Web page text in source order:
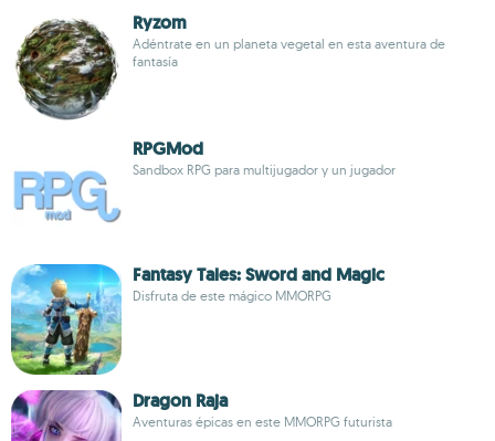
Ryzom
Adéntrate en un planeta vegetal en esta aventura de
fantasía
RPGMod
Sandbox RPG para multijugador y un jugador
Fantasy Tales: Sword and Magic
Disfruta de este mágico MMORPG
Dragon Raja
Aventuras épicas en este MMORPG futurista